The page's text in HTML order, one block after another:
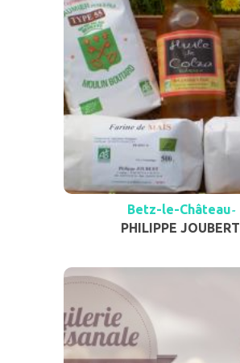
Betz-le-Château-
PHILIPPE JOUBERT